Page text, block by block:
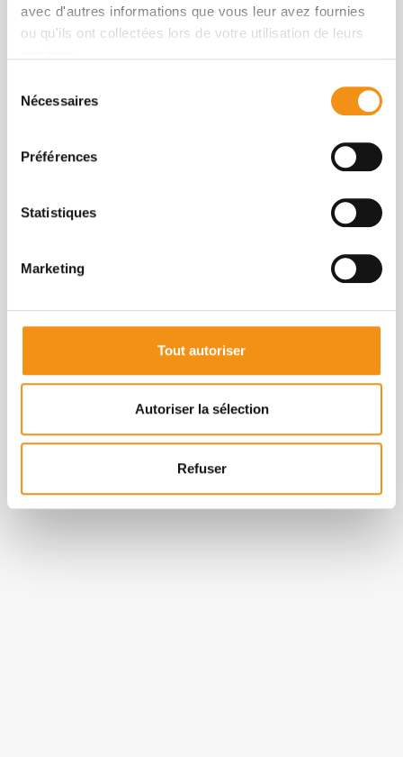
avec d'autres informations que vous leur avez fournies
ou qu'ils ont collectées lors de votre utilisation de leurs
Nécessaires
Préférences
Statistiques
Marketing
Tout autoriser
Autoriser la sélection
Refuser